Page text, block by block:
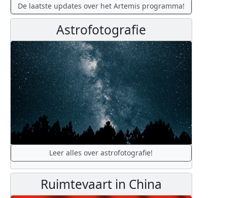
De laatste updates over het Artemis programma!
Astrofotografie
Leer alles over astrofotografie!
Ruimtevaart in China